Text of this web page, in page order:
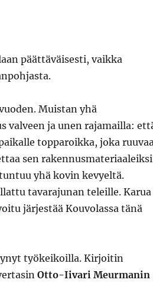
päättäväisesti, vaikka
Muistan yhä
valveen ja unen rajamailla:
topparoikka, joka
sen rakennusmateriaaleiksi
yhä kovin kevyeltä.
tavarajunan teleille. Karua
järjestää Kouvolassa tänä
työkeikoilla. Kirjoitin
Otto-Iivari Meurmanin